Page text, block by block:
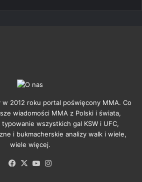
w 2012 roku portal poświęcony MMA. Co
wiadomości MMA z Polski i świata,
wszystkich gal KSW i UFC,
i bukmacherskie analizy walk i wiele,
wiele więcej.
Facebook
X YouTube